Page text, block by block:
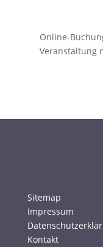
Online-
Veranstaltung
Sitemap
Impressum
Kontakt